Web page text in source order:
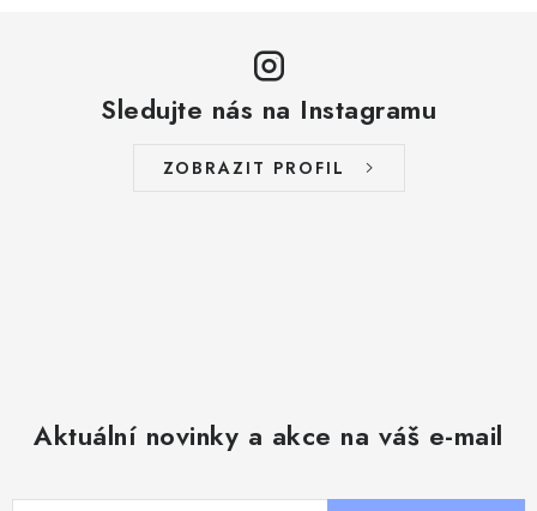
Sledujte nás na Instagramu
ZOBRAZIT PROFIL
Aktuální novinky a akce na váš e-mail